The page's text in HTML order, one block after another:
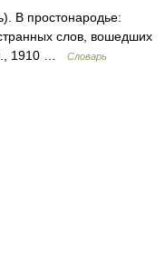
В простонародье:
слов, вошедших
1910 …
Словарь